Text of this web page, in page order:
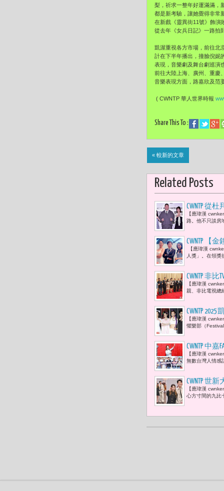
梨，祈求一整年好運滿滿，
都是新考驗，讓她覺得非常
在新戲《靈異街11號》飾演
從去年《女兵日記》一路拍
凱渥重視各方市場，前往北
計在下半年播出，撞臉倪妮
表現，音樂劇及舞台劇巡演
前往大陸上海、廣州、重慶
音樂表現方面，路嘉欣及范
( CWNTP 華人世界時報
Share This To :
« 較新的文章
Related Posts
CWNTP 從
實驗 「真
【應瑋漢
路。他不只談房
CWNTP 【
勤：「她
員。」
【應瑋漢
人獎」。在領獎
CWNTP 非
共築善的
【應瑋漢
親、非比電視總
CWNTP
婆」、雷嘉
【應瑋漢
懼樂部（
CWNTP 中
【應瑋漢
無數台灣人情感
CWNTP 世
1. 采子：
【應瑋漢
心方寸間的九比